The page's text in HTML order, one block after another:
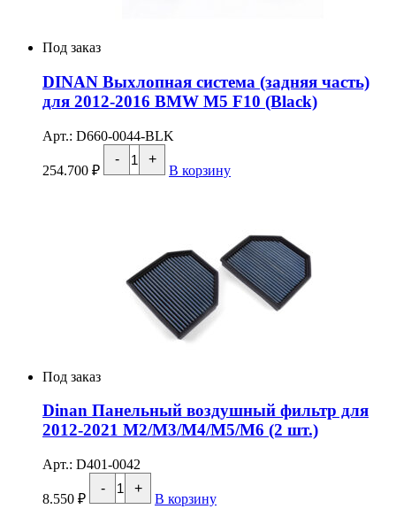
Под заказ
DINAN Выхлопная система (задняя часть)
для 2012-2016 BMW M5 F10 (Black)
Арт.: D660-0044-BLK
254.700 ₽
-
Количество
товара
DINAN
2012-
2016
BMW
M5
(Black)
+
В корзину
Под заказ
Dinan Панельный воздушный фильтр для
2012-2021 M2/M3/M4/M5/M6 (2 шт.)
Арт.: D401-0042
8.550 ₽
-
Количество
товара
Dinan
+
В корзину